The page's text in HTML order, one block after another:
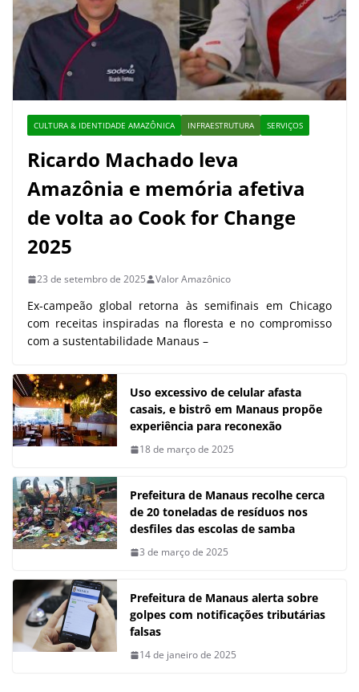
CULTURA & IDENTIDADE AMAZÔNICA INFRAESTRUTURA SERVIÇOS
Ricardo Machado leva
Amazônia e memória afetiva
de volta ao Cook for Change
2025
23 de setembro de 2025 Valor Amazônico
Ex-campeão global retorna às semifinais em Chicago
com receitas inspiradas na floresta e no compromisso
com a sustentabilidade Manaus –
Uso excessivo de celular afasta
casais, e bistrô em Manaus propõe
experiência para reconexão
18 de março de 2025
Prefeitura de Manaus recolhe cerca
de 20 toneladas de resíduos nos
desfiles das escolas de samba
3 de março de 2025
Prefeitura de Manaus alerta sobre
golpes com notificações tributárias
falsas
14 de janeiro de 2025